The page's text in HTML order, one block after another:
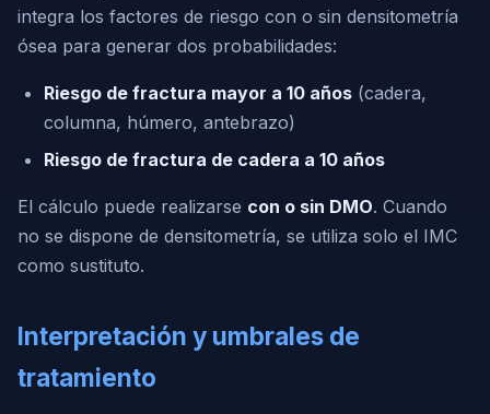
integra los factores de riesgo con o sin densitometría
ósea para generar dos probabilidades:
Riesgo de fractura mayor a 10 años (cadera,
columna, húmero, antebrazo)
Riesgo de fractura de cadera a 10 años
El cálculo puede realizarse con o sin DMO. Cuando
no se dispone de densitometría, se utiliza solo el IMC
como sustituto.
Interpretación y umbrales de
tratamiento